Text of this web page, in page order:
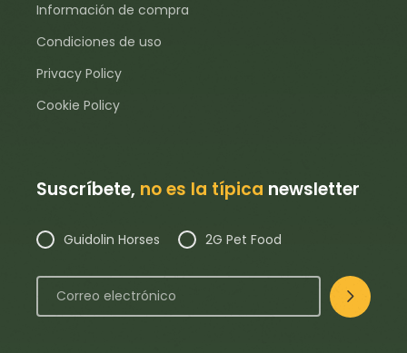
Información de compra
Condiciones de uso
Privacy Policy
Cookie Policy
Suscríbete, no es la típica newsletter
Guidolin Horses 2G Pet Food